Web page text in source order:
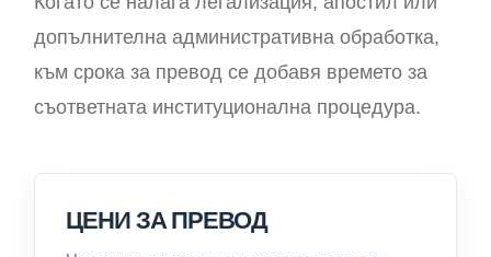
допълнителна административна обработка,
към срока за превод се добавя времето за
съответната институционална процедура.
ЦЕНИ ЗА ПРЕВОД